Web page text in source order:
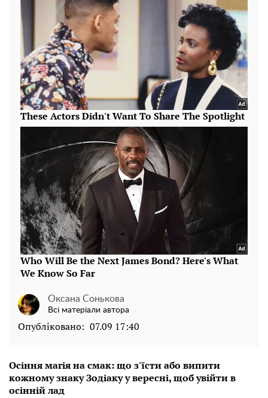
Оксана Сонькова
Всі матеріали автора
Опубліковано: 07.09 17:40
Осіння магія на смак: що з'їсти або випити
кожному знаку Зодіаку у вересні, щоб увійти в
осінній лад